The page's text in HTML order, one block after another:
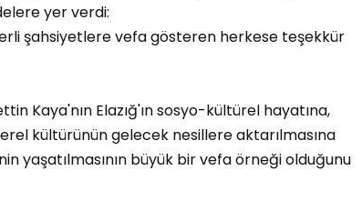
yer verdi:
şahsiyetlere vefa gösteren herkese teşekkür
Kaya'nın Elazığ'ın sosyo-kültürel hayatına,
kültürünün gelecek nesillere aktarılmasına
yaşatılmasının büyük bir vefa örneği olduğunu